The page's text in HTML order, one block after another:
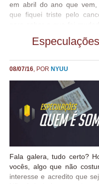
em abril do ano que vem,
que fiquei triste pelo
foi parte enorme dos
a preocupação com a
cedo na vida dele. Afinal,
trabalho que dá desfazer
08/07/16, POR NYUU
Fala galera, tudo certo?
vocês, algo que não
interesse e acredito que